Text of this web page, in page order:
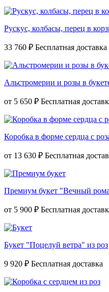
Рускус, колбасы, перец в
33 760 ₽
Альстромерии и розы в
от 5 650 ₽
Коробка в форме сердца с
от 13 630 ₽
Премиум букет "Вечный
от 5 900 ₽
Букет "Поцелуй ветра" из роз
9 920 ₽